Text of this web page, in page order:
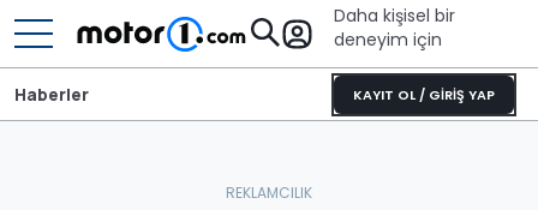
Daha kişisel bir
deneyim için
KAYIT OL / GİRİŞ YAP
Haberler